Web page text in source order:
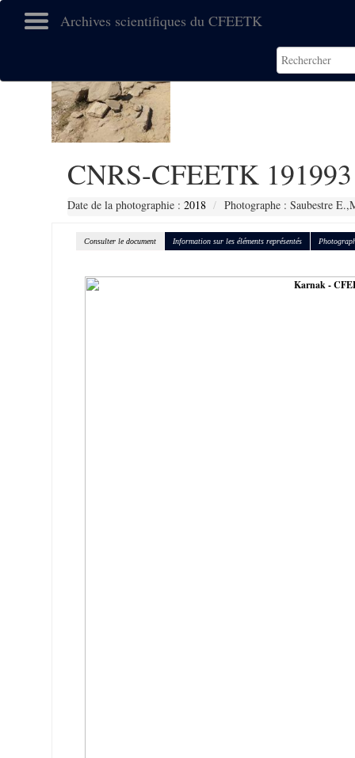
Archives scientifiques du CFEETK
CNRS-CFEETK 191993
Date de la photographie : 2018 Photographe : Saubestre
Consulter le document Information sur les éléments représentés